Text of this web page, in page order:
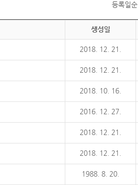
등록일순
생성일
2018. 12. 21.
2018. 12. 21.
2018. 10. 16.
2016. 12. 27.
2018. 12. 21.
2018. 12. 21.
1988. 8. 20.